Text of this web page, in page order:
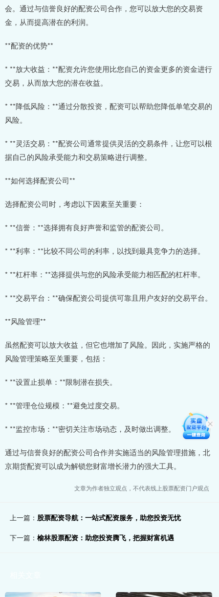
会。通过与信誉良好的配资公司合作，您可以放大您的交易资
金，从而提高潜在的利润。
**配资的优势**
* **放大收益：**配资允许您使用比您自己的资金更多的资金进行
交易，从而放大您的潜在收益。
* **降低风险：**通过分散投资，配资可以帮助您降低单笔交易的
风险。
* **灵活交易：**配资公司通常提供灵活的交易条件，让您可以根
据自己的风险承受能力和交易策略进行调整。
**如何选择配资公司**
选择配资公司时，考虑以下因素至关重要：
* **信誉：**选择拥有良好声誉和监管的配资公司。
* **利率：**比较不同公司的利率，以找到最具竞争力的选择。
* **杠杆率：**选择提供与您的风险承受能力相匹配的杠杆率。
* **交易平台：**确保配资公司提供可靠且用户友好的交易平台。
**风险管理**
虽然配资可以放大收益，但它也增加了风险。因此，实施严格的
风险管理策略至关重要，包括：
* **设置止损单：**限制潜在损失。
* **管理仓位规模：**避免过度交易。
* **监控市场：**密切关注市场动态，及时做出调整。
通过与信誉良好的配资公司合作并实施适当的风险管理措施，北
京期货配资可以成为解锁您财富增长潜力的强大工具。
文章为作者独立观点，不代表线上股票配资门户观点
上一篇： 股票配资导航：一站式配资服务，助您投资无忧
下一篇： 榆林股票配资：助您投资腾飞，把握财富机遇